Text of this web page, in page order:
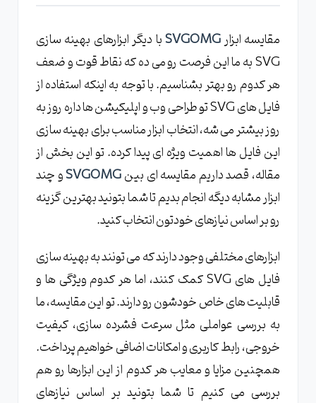
مقایسه ابزار SVGOMGبا دیگر ابزارهای بهینه سازی
SVG به ما این فرصت رو می ده که نقاط قوت و ضعف
هر کدوم رو بهتر بشناسیم. با توجه به اینکه استفاده از
فایل های SVG تو طراحی وب و اپلیکیشن ها داره روز به
روز بیشتر می شه، انتخاب ابزار مناسب برای بهینه سازی
این فایل ها اهمیت ویژه ای پیدا کرده. تو این بخش از
مقاله، قصد داریم مقایسه ای بین SVGOMGو چند
ابزار مشابه دیگه انجام بدیم تا شما بتونید بهترین گزینه
رو بر اساس نیازهای خودتون انتخاب کنید.
ابزارهای مختلفی وجود دارند که می تونند به بهینه سازی
فایل های SVG کمک کنند، اما هر کدوم ویژگی ها و
قابلیت های خاص خودشون رو دارند. تو این مقایسه، ما
به بررسی عواملی مثل سرعت فشرده سازی، کیفیت
خروجی، رابط کاربری و امکانات اضافی خواهیم پرداخت.
همچنین مزایا و معایب هر کدوم از این ابزارها رو هم
بررسی می کنیم تا شما بتونید بر اساس نیازهای